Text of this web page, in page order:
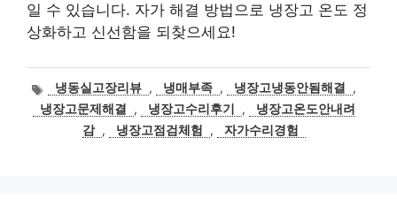
일 수 있습니다. 자가 해결 방법으로 냉장고 온도 정
상화하고 신선함을 되찾으세요!
태
그
냉동실고장리뷰 , 냉매부족 , 냉장고냉동안됨해결
,
냉장고문제해결
, 냉장고수리후기 ,
냉장고온도안내려
감 , 냉장고점검체험 , 자가수리경험